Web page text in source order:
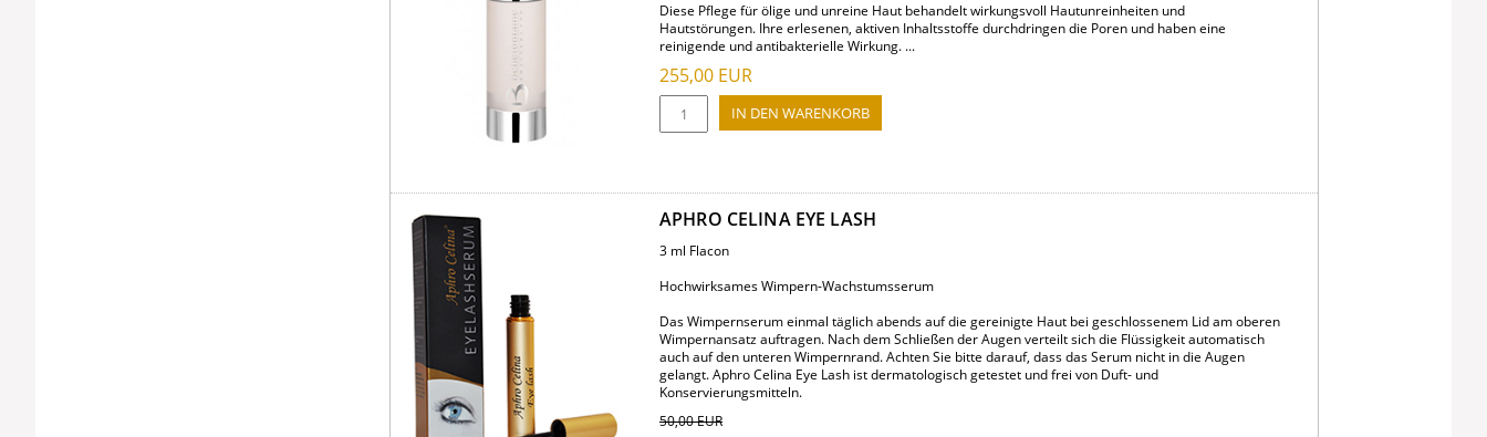
Diese Pflege für ölige und unreine Haut behandelt wirkungsvoll Hautunreinheiten und
Hautstörungen. Ihre erlesenen, aktiven Inhaltsstoffe durchdringen die Poren und haben eine
reinigende und antibakterielle Wirkung. ...
255,00 EUR
APHRO CELINA EYE LASH
3 ml Flacon
Hochwirksames Wimpern-Wachstumsserum
Das Wimpernserum einmal täglich abends auf die gereinigte Haut bei geschlossenem Lid am oberen
Wimpernansatz auftragen. Nach dem Schließen der Augen verteilt sich die Flüssigkeit automatisch
auch auf den unteren Wimpernrand. Achten Sie bitte darauf, dass das Serum nicht in die Augen
gelangt. Aphro Celina Eye Lash ist dermatologisch getestet und frei von Duft- und
Konservierungsmitteln.
50,00EUR